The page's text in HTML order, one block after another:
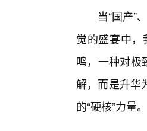
当“国产”
觉的盛宴中
鸣，一种对极
解，而是升华
的“硬核”力量。